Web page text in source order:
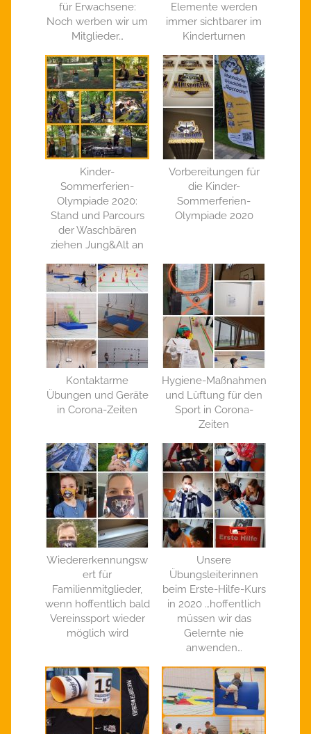
für Erwachsene:
Noch werben wir um
Mitglieder…
Elemente werden
immer sichtbarer im
Kinderturnen
Kinder-
Sommerferien-
Olympiade 2020:
Stand und Parcours
der Waschbären
ziehen Jung&Alt an
Vorbereitungen für
die Kinder-
Sommerferien-
Olympiade 2020
Kontaktarme
Übungen und Geräte
in Corona-Zeiten
Hygiene-Maßnahmen
und Lüftung für den
Sport in Corona-
Zeiten
Wiedererkennungsw
ert für
Familienmitglieder,
wenn hoffentlich bald
Vereinssport wieder
möglich wird
Unsere
Übungsleiterinnen
beim Erste-Hilfe-Kurs
in 2020 …hoffentlich
müssen wir das
Gelernte nie
anwenden…